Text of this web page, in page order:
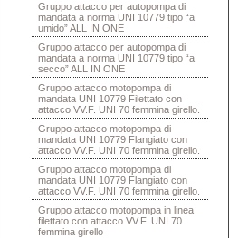
Gruppo attacco per autopompa di
mandata a norma UNI 10779 tipo “a
umido” ALL IN ONE
Gruppo attacco per autopompa di
mandata a norma UNI 10779 tipo “a
secco” ALL IN ONE
Gruppo attacco motopompa di
mandata UNI 10779 Filettato con
attacco VV.F. UNI 70 femmina girello.
Gruppo attacco motopompa di
mandata UNI 10779 Flangiato con
attacco VV.F. UNI 70 femmina girello.
Gruppo attacco motopompa di
mandata UNI 10779 Flangiato con
attacco VV.F. UNI 70 femmina girello.
Gruppo attacco motopompa in linea
filettato con attacco VV.F. UNI 70
femmina girello